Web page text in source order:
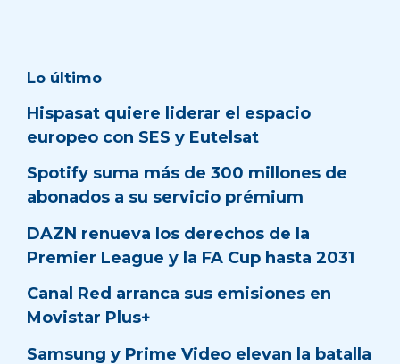
Lo último
Hispasat quiere liderar el espacio
europeo con SES y Eutelsat
Spotify suma más de 300 millones de
abonados a su servicio prémium
DAZN renueva los derechos de la
Premier League y la FA Cup hasta 2031
Canal Red arranca sus emisiones en
Movistar Plus+
Samsung y Prime Video elevan la batalla